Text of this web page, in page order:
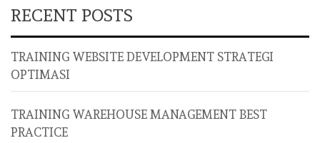
RECENT POSTS
TRAINING WEBSITE DEVELOPMENT STRATEGI
OPTIMASI
TRAINING WAREHOUSE MANAGEMENT BEST
PRACTICE